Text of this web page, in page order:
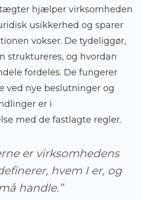
hjælper virksomheden
usikkerhed og sparer
vokser. De tydeliggør,
struktureres, og hvordan
fordeles. De fungerer
ved nye beslutninger og
er i
med de fastlagte regler.
er virksomhedens
hvem I er, og
handle.”